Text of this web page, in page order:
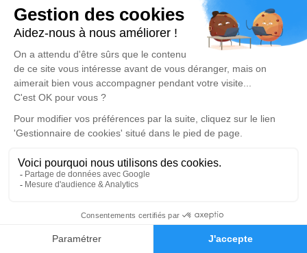
Faire-part Hommages
anecdote ou exprimer vos pensées à travers des
poèmes ou des textes. Cet endroit est un lieu
d'expression dédié à honorer la mémoire de Claudine
MIALHE.
Un service de plantation d’arbre hommage est
disponible ici.
Je rends hommage
Cérémonie religieuse
Eglise Onzain de Veuzain-sur-Loire
Rue des Rapins